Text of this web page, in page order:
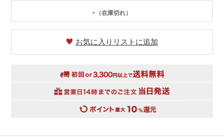
×（在庫切れ）
お気に入りリストに追加